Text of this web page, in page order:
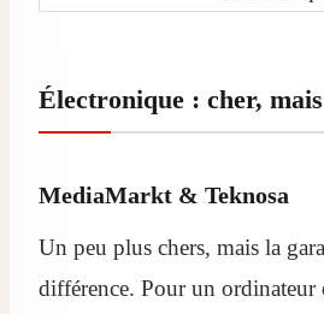
Électronique : cher,
MediaMarkt & Teknosa
Un peu plus chers, mais la
différence. Pour un ordinateur